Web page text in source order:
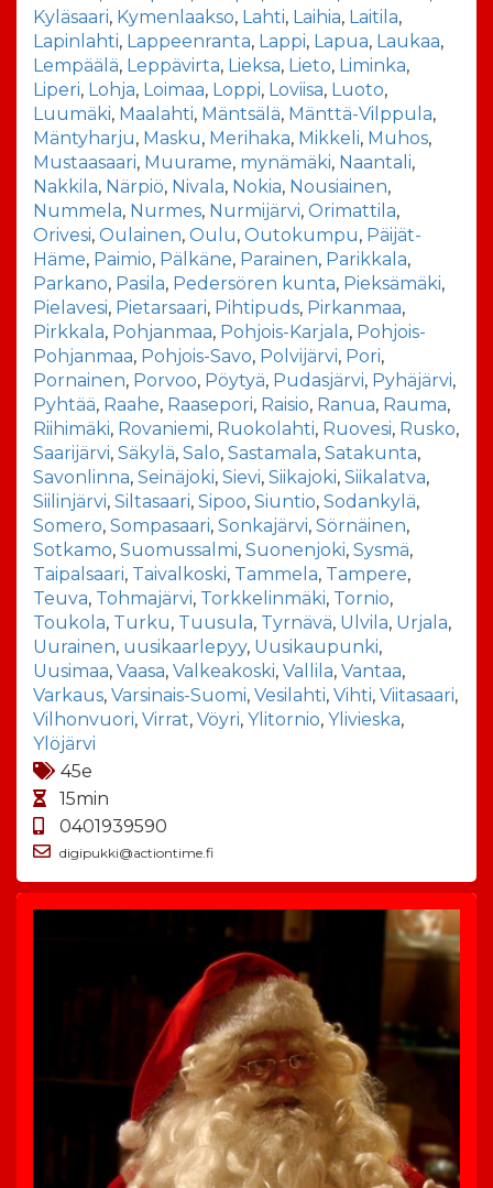
Kyläsaari, Kymenlaakso, Lahti, Laihia, Laitila,
Lapinlahti, Lappeenranta, Lappi, Lapua, Laukaa,
Lempäälä, Leppävirta, Lieksa, Lieto, Liminka,
Liperi, Lohja, Loimaa, Loppi, Loviisa, Luoto,
Luumäki, Maalahti, Mäntsälä, Mänttä-Vilppula,
Mäntyharju, Masku, Merihaka, Mikkeli, Muhos,
Mustaasaari, Muurame, mynämäki, Naantali,
Nakkila, Närpiö, Nivala, Nokia, Nousiainen,
Nummela, Nurmes, Nurmijärvi, Orimattila,
Orivesi, Oulainen, Oulu, Outokumpu, Päijät-
Häme, Paimio, Pälkäne, Parainen, Parikkala,
Parkano, Pasila, Pedersören kunta, Pieksämäki,
Pielavesi, Pietarsaari, Pihtipuds, Pirkanmaa,
Pirkkala, Pohjanmaa, Pohjois-Karjala, Pohjois-
Pohjanmaa, Pohjois-Savo, Polvijärvi, Pori,
Pornainen, Porvoo, Pöytyä, Pudasjärvi, Pyhäjärvi,
Pyhtää, Raahe, Raasepori, Raisio, Ranua, Rauma,
Riihimäki, Rovaniemi, Ruokolahti, Ruovesi, Rusko,
Saarijärvi, Säkylä, Salo, Sastamala, Satakunta,
Savonlinna, Seinäjoki, Sievi, Siikajoki, Siikalatva,
Siilinjärvi, Siltasaari, Sipoo, Siuntio, Sodankylä,
Somero, Sompasaari, Sonkajärvi, Sörnäinen,
Sotkamo, Suomussalmi, Suonenjoki, Sysmä,
Taipalsaari, Taivalkoski, Tammela, Tampere,
Teuva, Tohmajärvi, Torkkelinmäki, Tornio,
Toukola, Turku, Tuusula, Tyrnävä, Ulvila, Urjala,
Uurainen, uusikaarlepyy, Uusikaupunki,
Uusimaa, Vaasa, Valkeakoski, Vallila, Vantaa,
Varkaus, Varsinais-Suomi, Vesilahti, Vihti, Viitasaari,
Vilhonvuori, Virrat, Vöyri, Ylitornio, Ylivieska,
Ylöjärvi
45e
15min
0401939590
digipukki@actiontime.fi